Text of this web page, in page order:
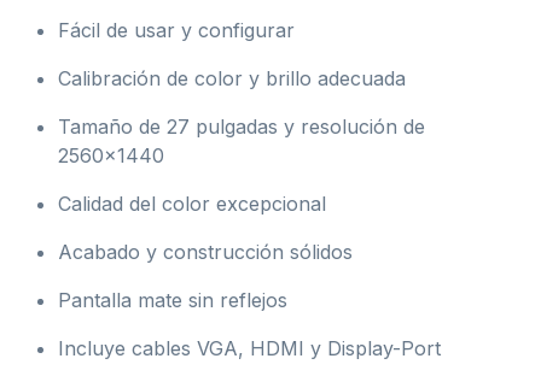
Fácil de usar y configurar
Calibración de color y brillo adecuada
Tamaño de 27 pulgadas y resolución de
2560×1440
Calidad del color excepcional
Acabado y construcción sólidos
Pantalla mate sin reflejos
Incluye cables VGA, HDMI y Display-Port